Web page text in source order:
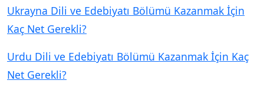
Ukrayna Dili ve Edebiyatı Bölümü Kazanmak İçin
Kaç Net Gerekli?
Urdu Dili ve Edebiyatı Bölümü Kazanmak İçin Kaç
Net Gerekli?